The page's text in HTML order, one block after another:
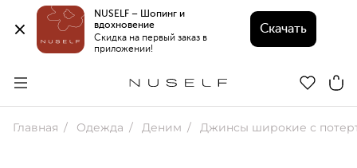
NUSELF – Шопинг и
вдохновение
Скидка на первый заказ в
приложении!
Скачать
Главная Одежда Деним Джинсы широкие с